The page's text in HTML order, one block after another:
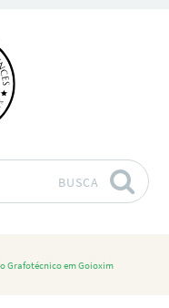
BUSCA
Grafotécnico em Goioxim